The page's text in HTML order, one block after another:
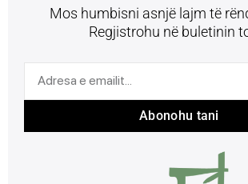
Mos humbisni asnjë lajm të
Regjistrohu në buletinin
Abonohu tani